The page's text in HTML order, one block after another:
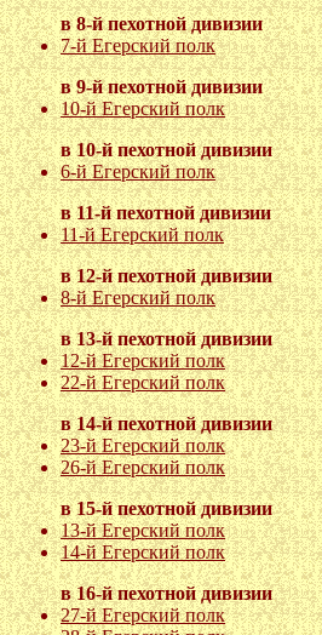
в 8-й пехотной дивизии
7-й Егерский полк
в 9-й пехотной дивизии
10-й Егерский полк
в 10-й пехотной дивизии
6-й Егерский полк
в 11-й пехотной дивизии
11-й Егерский полк
в 12-й пехотной дивизии
8-й Егерский полк
в 13-й пехотной дивизии
12-й Егерский полк
22-й Егерский полк
в 14-й пехотной дивизии
23-й Егерский полк
26-й Егерский полк
в 15-й пехотной дивизии
13-й Егерский полк
14-й Егерский полк
в 16-й пехотной дивизии
27-й Егерский полк